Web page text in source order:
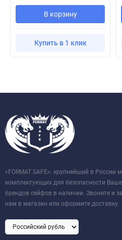
В корзину
Купить в 1 клик
«FORMAT SAFE»: крупнейший в России
комплектующих для безопасности
брендов сейфов в наличии. Звоните и
нам в магазин или оформите доставку.